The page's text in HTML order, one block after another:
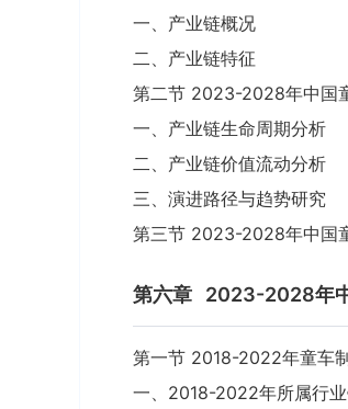
一、产业链概况
二、产业链特征
第二节 2023-2028年中国
一、产业链生命周期分析
二、产业链价值流动分析
三、演进路径与趋势研究
第三节 2023-2028年中国
第六章 2023-2028年
第一节 2018-2022年童车
一、2018-2022年所属行